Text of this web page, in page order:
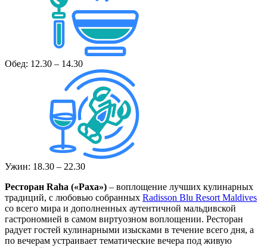
Обед: 12.30 – 14.30
Ужин: 18.30 – 22.30
Ресторан Raha («Раха») – воплощение лучших кулинарных
традиций, с любовью собранных Radisson Blu Resort Maldives
со всего мира и дополненных аутентичной мальдивской
гастрономией в самом виртуозном воплощении. Ресторан
радует гостей кулинарными изысками в течение всего дня, а
по вечерам устраивает тематические вечера под живую